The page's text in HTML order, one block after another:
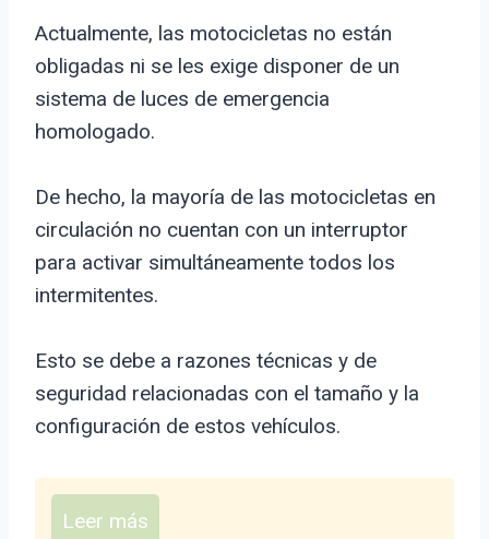
Actualmente, las motocicletas no están
obligadas ni se les exige disponer de un
sistema de luces de emergencia
homologado.
De hecho, la mayoría de las motocicletas en
circulación no cuentan con un interruptor
para activar simultáneamente todos los
intermitentes.
Esto se debe a razones técnicas y de
seguridad relacionadas con el tamaño y la
configuración de estos vehículos.
Leer más